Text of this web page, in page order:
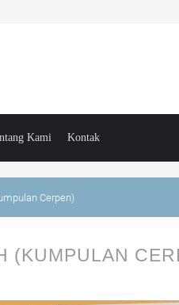
Kami Kontak
Cerpen)
(KUMPULAN